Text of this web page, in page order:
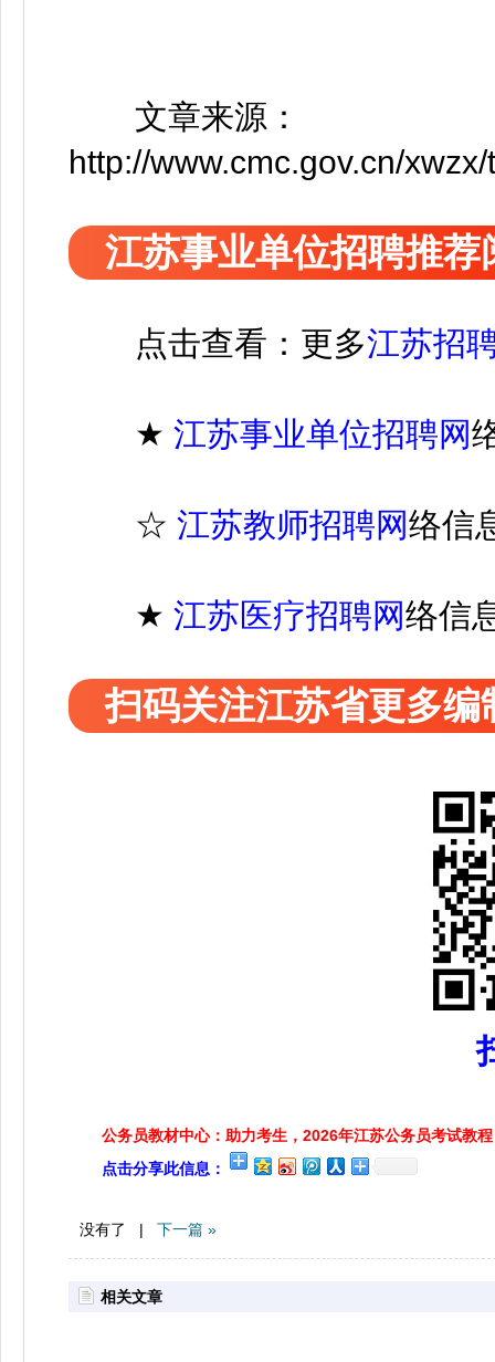
文章来源：
http://www.cmc.gov.cn/
江苏事业单位招聘推荐
点击查看：更多江苏招
★ 江苏事业单位招聘网
☆ 江苏教师招聘网络信
★ 江苏医疗招聘网络信
扫码关注江苏省更多
公务员教材中心：助力考生，2026年江苏公务员考试教程
点击分享此信息：
没有了 | 下一篇 »
相关文章